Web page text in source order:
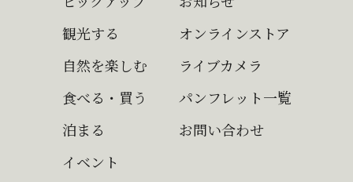
観光する
自然を楽しむ
食べる・買う
泊まる
イベント
オンラインストア
ライブカメラ
パンフレット一覧
お問い合わせ